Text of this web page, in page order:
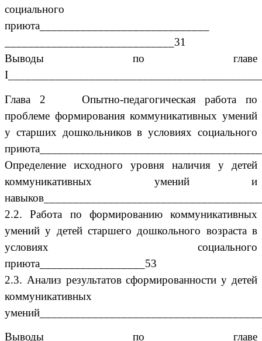
социального
приюта_____________________________
_____________________________31
Выводы по главе
Глава 2 Опытно-педагогическая работа по
проблеме формирования коммуникативных умений
у старших дошкольников в условиях социального
Определение исходного уровня наличия у детей
коммуникативных умений и
2.2.Работа по формированию коммуникативных
умений у детей старшего дошкольного возраста в
условиях социального
приюта__________________53
2.3. Анализ результатов сформированности у детей
коммуникативных
Выводы по главе